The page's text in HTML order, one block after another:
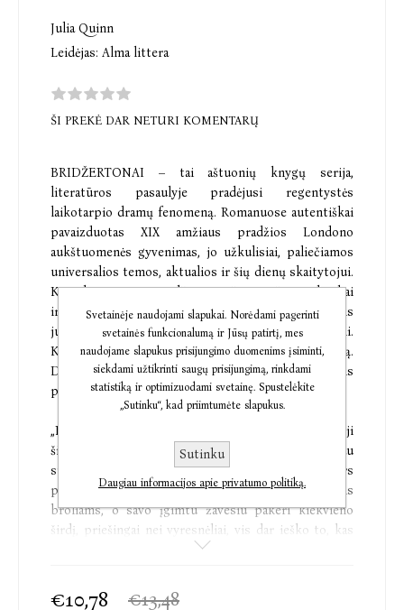
Julia Quinn
Leidėjas: Alma littera
ŠI PREKĖ DAR NETURI KOMENTARŲ
BRIDŽERTONAI – tai aštuonių knygų serija,
literatūros pasaulyje pradėjusi regentystės
laikotarpio dramų fenomeną. Romanuose autentiškai
pavaizduotas XIX amžiaus pradžios Londono
aukštuomenės gyvenimas, jo užkulisiai, paliečiamos
universalios temos, aktualios ir šių dienų skaitytojui.
Kronikų centre – Bridžertonų šeima: aštuoni broliai
ir seserys, kurie nuolat ginčijasi, svaidosi kandžiais
juokeliais, tačiau vienas kitą beprotiškai myli.
Kiekvienam iš jų Julia Quinn skyrė po atskirą knygą.
Didžiulės sėkmės sulaukė ir Bridžertonų kronikomis
paremtasNetflix serialas.
„Romanas su ponaičiu Bridžertonu“ – jau ketvirtoji
šios serijos knyga, kurioje turime progą iš arčiau
susipažinti su dar vienu Bridžertonu – Kolinu. Nors
patrauklumu jis toli gražu nenusileidžia kitiems
broliams, o savo įgimtu žavesiu pakeri kiekvieno
širdį, priešingai nei vyresnėliai, vis dar ieško to, kas
gyvenimui suteiktų pilnatvės.
€10,78 €13,48
Svetainėje naudojami slapukai. Norėdami pagerinti
svetainės funkcionalumą ir Jūsų patirtį, mes
naudojame slapukus prisijungimo duomenims įsiminti,
siekdami užtikrinti saugų prisijungimą, rinkdami
statistiką ir optimizuodami svetainę. Spustelėkite
„Sutinku“, kad priimtumėte slapukus.
Sutinku
Daugiau informacijos apie privatumo politiką.